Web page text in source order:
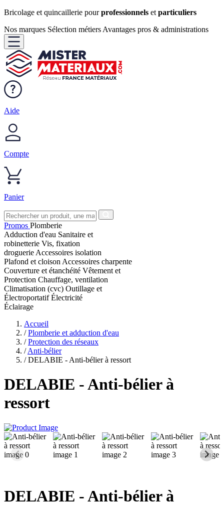
Bricolage et quincaillerie pourprofessionnels et particuliers
Nos marques Sélection métiers Avantages pros & administrations
Aide
Compte
Panier
Promos Plomberie
Adduction d'eau Sanitaire et
robinetterie Vis, fixation
droguerie Accessoires isolation
Plafond et cloison Accessoires charpente
Couverture et étanchéité Vêtement et
Protection Chauffage, ventilation
Climatisation (cvc) Outillage et
ÉlectroportatifÉlectricité
Éclairage
Accueil
/ Plomberie et adduction d'eau
/ Protection des réseaux
/ Anti-bélier
/ DELABIE - Anti-bélier à ressort
DELABIE - Anti-bélier à
ressort
DELABIE - Anti-bélier à